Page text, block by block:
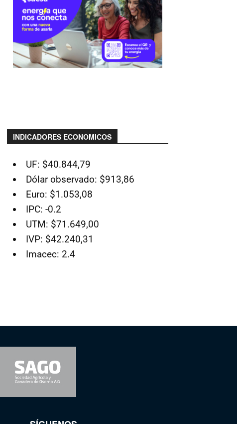
INDICADORES ECONOMICOS
UF: $40.844,79
Dólar observado: $913,86
Euro: $1.053,08
IPC: -0.2
UTM: $71.649,00
IVP: $42.240,31
Imacec: 2.4